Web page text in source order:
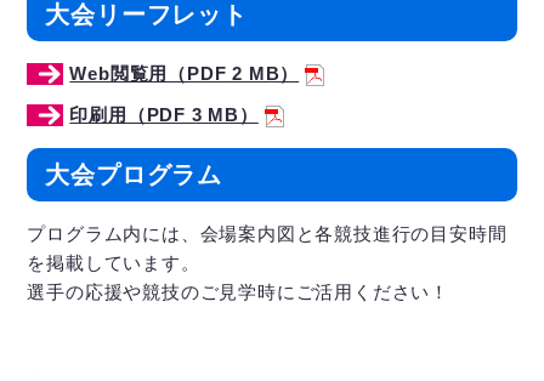
大会リーフレット
Web閲覧用（PDF 2 MB）
印刷用（PDF 3 MB）
大会プログラム
プログラム内には、会場案内図と各競技進行の目安時間
を掲載しています。
選手の応援や競技のご見学時にご活用ください！